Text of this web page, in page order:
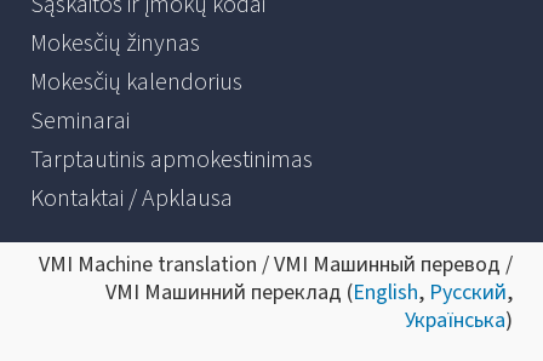
Mokesčių žinynas
Mokesčių kalendorius
Seminarai
Tarptautinis apmokestinimas
Kontaktai / Apklausa
VMI Machine translation / VMI Машинный перевод /
VMI Машинний переклад (English, Русский,
Українська)